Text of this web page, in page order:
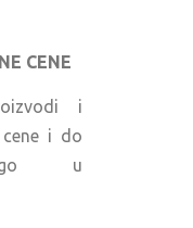
CENE
i
cene i do
u